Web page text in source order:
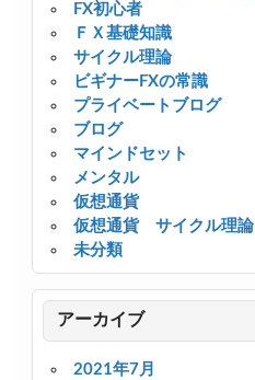
FX初心者
ＦＸ基礎知識
サイクル理論
ビギナーFXの常識
プライベートブログ
ブログ
マインドセット
メンタル
仮想通貨
仮想通貨 サイクル理論
未分類
アーカイブ
2021年7月